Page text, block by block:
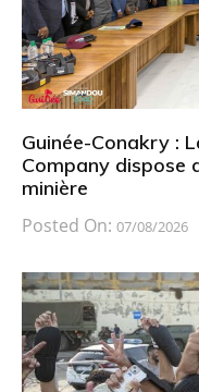
Guinée-Conakry :
Company dispose
minière
Posted On: 07/08/2026